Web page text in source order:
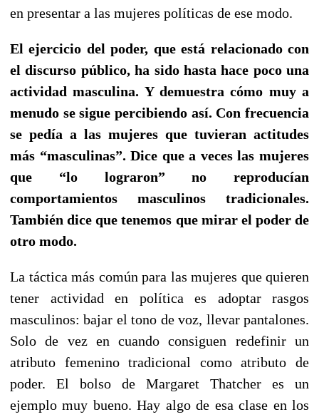
en presentar a las mujeres políticas de ese modo.
El ejercicio del poder, que está relacionado con
el discurso público, ha sido hasta hace poco una
actividad masculina. Y demuestra cómo muy a
menudo se sigue percibiendo así. Con frecuencia
se pedía a las mujeres que tuvieran actitudes
más “masculinas”. Dice que a veces las mujeres
que “lo lograron” no reproducían
comportamientos masculinos tradicionales.
También dice que tenemos que mirar el poder de
otro modo.
La táctica más común para las mujeres que quieren
tener actividad en política es adoptar rasgos
masculinos: bajar el tono de voz, llevar pantalones.
Solo de vez en cuando consiguen redefinir un
atributo femenino tradicional como atributo de
poder. El bolso de Margaret Thatcher es un
ejemplo muy bueno. Hay algo de esa clase en los